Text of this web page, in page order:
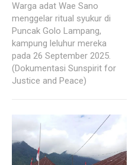
Warga adat Wae Sano
menggelar ritual syukur di
Puncak Golo Lampang,
kampung leluhur mereka
pada 26 September 2025.
(Dokumentasi Sunspirit for
Justice and Peace)